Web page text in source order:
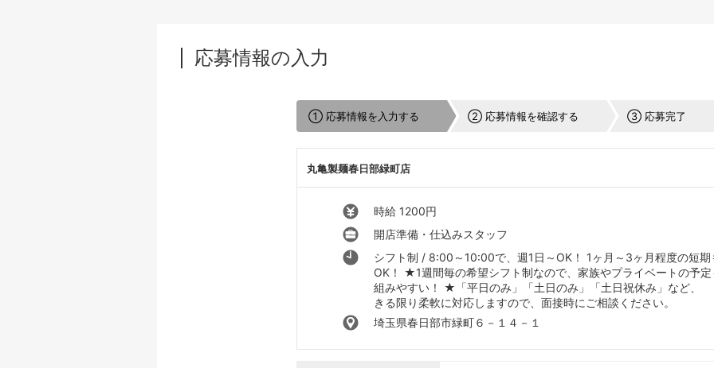
応募情報の入力
① 応募情報を入力する ② 応募情報を確認する ③ 応募完了
丸亀製麺春日部緑町店
時給 1200円
開店準備・仕込みスタッフ
シフト制 / 8:00～10:00で、週1日～OK！ 1ヶ月～3ヶ月程度の短期
OK！ ★1週間毎の希望シフト制なので、家族やプライベートの予定
組みやすい！ ★「平日のみ」「土日のみ」「土日祝休み」など
きる限り柔軟に対応しますので、面接時にご相談ください。
埼玉県春日部市緑町６－１４－１